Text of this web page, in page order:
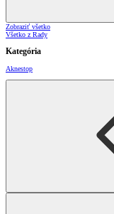
Zobraziť všetko
Všetko z Rady
Kategória
Aknestop